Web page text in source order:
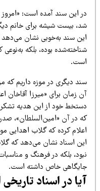
این سند آمده است: «امروز بیست
بیست شیشه برای خانم دیگر،
سند به‌خوبی نشان می‌دهد که
بوده، بلکه به‌نوعی
زمان برای «میرزا آقاخان
خود از این هدیه تشکر
در آن «امین‌السلطان»،
کرده که گلاب اهدایی مورد
اسناد نشان می‌دهد که گلاب
بلکه در فرهنگ و مناسبات
خاص داشته است.
در اسناد تاریخی